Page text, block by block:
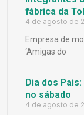
fábrica da
4 de agosto de
Empresa de
‘Amigas do
Dia dos
no sábado
4 de agosto de